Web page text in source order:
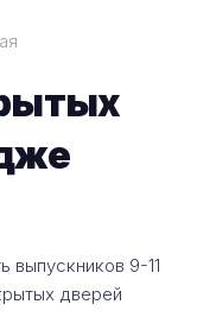
выпускников 9-11
дверей